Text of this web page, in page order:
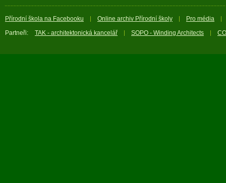
Přírodní škola na Facebooku Online archiv Přírodní školy
Pro média
Partneři:
TAK - architektonická kancelář SOPO - Winding Architects